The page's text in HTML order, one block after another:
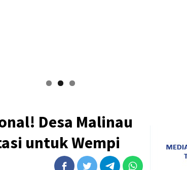
Desa Malinau
untuk Wempi